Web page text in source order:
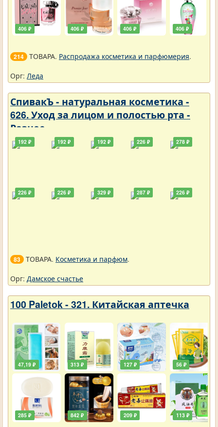
406 ₽ 406 ₽ 406 ₽ 406 ₽
214 ТОВАРА. Распродажа косметика и парфюмерия.
Орг: Леда
СпивакЪ - натуральная косметика -
626. Уход за лицом и полостью рта -
Разное
192 ₽
226 ₽
192 ₽
226 ₽
192 ₽
329 ₽
226 ₽
287 ₽
278 ₽
226 ₽
83 ТОВАРА. Косметика и парфюм.
Орг: Дамское счастье
100 Paletok - 321. Китайская аптечка
47,19 ₽
285 ₽
313 ₽
842 ₽
127 ₽
209 ₽
56 ₽
113 ₽